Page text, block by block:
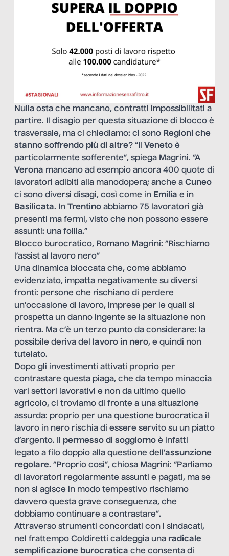
Nulla osta che mancano, contratti impossibilitati a
partire. Il disagio per questa situazione di blocco è
trasversale, ma ci chiediamo: ci sono Regioni che
stanno soffrendo più di altre? “Il Veneto è
particolarmente sofferente”, spiega Magrini. “A
Verona mancano ad esempio ancora 400 quote di
lavoratori adibiti alla manodopera; anche a Cuneo
ci sono diversi disagi, così come in Emilia e in
Basilicata. In Trentino abbiamo 75 lavoratori già
presenti ma fermi, visto che non possono essere
assunti: una follia.”
Blocco burocratico, Romano Magrini: “Rischiamo
l’assist al lavoro nero”
Una dinamica bloccata che, come abbiamo
evidenziato, impatta negativamente su diversi
fronti: persone che rischiano di perdere
un’occasione di lavoro, imprese per le quali si
prospetta un danno ingente se la situazione non
rientra. Ma c’è un terzo punto da considerare: la
possibile deriva del
lavoro in nero, e quindi non
tutelato.
Dopo gli investimenti attivati proprio per
contrastare questa piaga, che da tempo minaccia
vari settori lavorativi e non da ultimo quello
agricolo, ci troviamo di fronte a una situazione
assurda: proprio per una questione burocratica il
lavoro in nero rischia di essere servito su un piatto
d’argento. Il permesso di soggiorno è infatti
legato a filo doppio alla questione dell’assunzione
regolare. “Proprio così”, chiosa Magrini: “Parliamo
di lavoratori regolarmente assunti e pagati, ma se
non si agisce in modo tempestivo rischiamo
davvero questa grave conseguenza, che
dobbiamo continuare a contrastare”.
Attraverso strumenti concordati con i sindacati,
nel frattempo Coldiretti caldeggia una radicale
semplificazione burocratica che consenta di